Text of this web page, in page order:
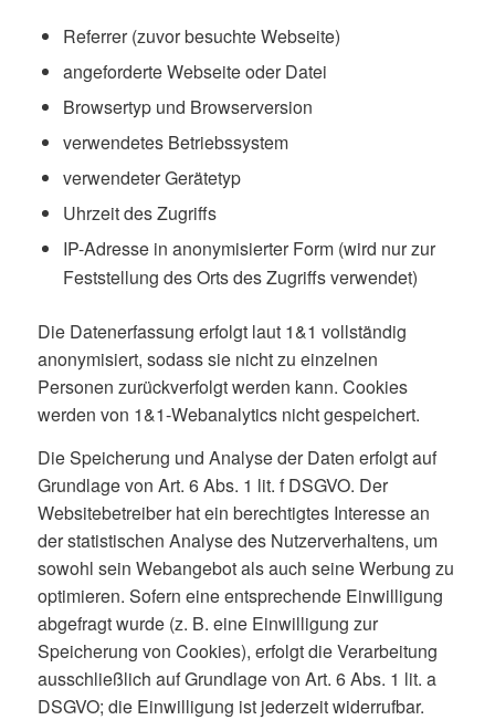
Referrer (zuvor besuchte Webseite)
angeforderte Webseite oder Datei
Browsertyp und Browserversion
verwendetes Betriebssystem
verwendeter Gerätetyp
Uhrzeit des Zugriffs
IP-Adresse in anonymisierter Form (wird nur zur
Feststellung des Orts des Zugriffs verwendet)
Die Datenerfassung erfolgt laut 1&1 vollständig
anonymisiert, sodass sie nicht zu einzelnen
Personen zurückverfolgt werden kann. Cookies
werden von 1&1-Webanalytics nicht gespeichert.
Die Speicherung und Analyse der Daten erfolgt auf
Grundlage von Art. 6 Abs. 1 lit. f DSGVO. Der
Websitebetreiber hat ein berechtigtes Interesse an
der statistischen Analyse des Nutzerverhaltens, um
sowohl sein Webangebot als auch seine Werbung zu
optimieren. Sofern eine entsprechende Einwilligung
abgefragt wurde (z. B. eine Einwilligung zur
Speicherung von Cookies), erfolgt die Verarbeitung
ausschließlich auf Grundlage von Art. 6 Abs. 1 lit. a
DSGVO; die Einwilligung ist jederzeit widerrufbar.